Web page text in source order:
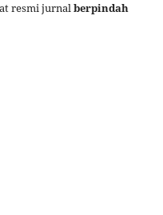
resmi jurnalberpindah